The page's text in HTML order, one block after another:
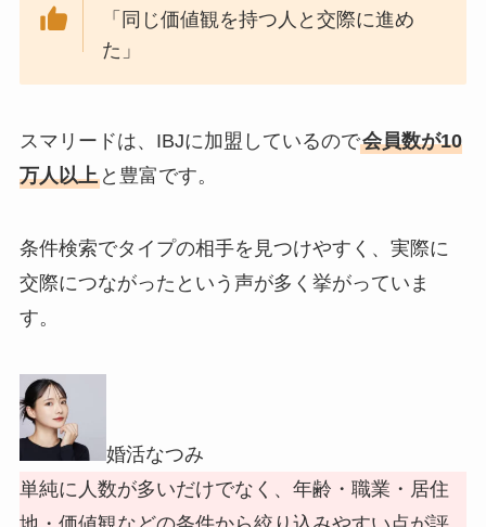
「同じ価値観を持つ人と交際に進め
た」
スマリードは、IBJに加盟しているので会員数が10
万人以上と豊富です。
条件検索でタイプの相手を見つけやすく、実際に
交際につながったという声が多く挙がっていま
す。
婚活なつみ
単純に人数が多いだけでなく、年齢・職業・居住